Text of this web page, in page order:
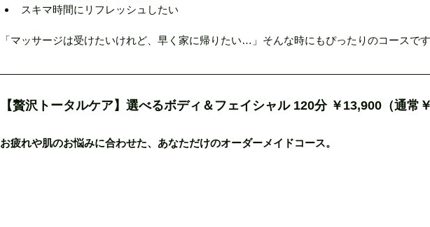
スキマ時間にリフレッシュしたい
「マッサージは受けたいけれど、早く家に帰りたい…」そんな時にもぴったりのコースです
【贅沢トータルケア】選べるボディ＆フェイシャル 120分 ￥13,900（通常￥
お疲れや肌のお悩みに合わせた、あなただけのオーダーメイドコース。